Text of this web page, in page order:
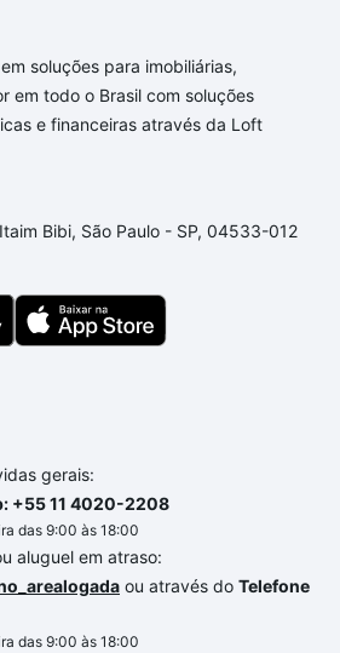
soluções para imobiliárias,
em todo o Brasil com soluções
e financeiras através da Loft
Bibi, São Paulo - SP, 04533-012
gerais:
+55 11 4020-2208
das 9:00 às 18:00
aluguel em atraso:
ou através do Telefone
das 9:00 às 18:00